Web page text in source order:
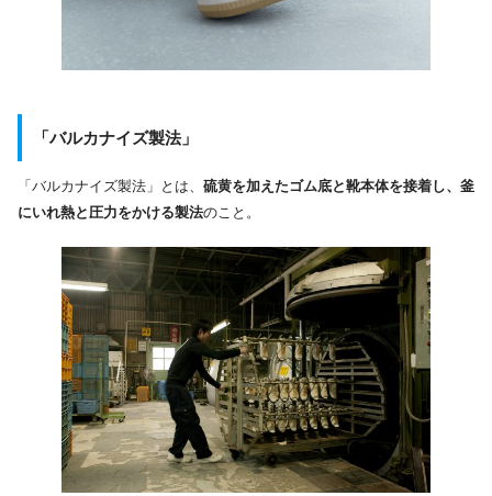
「バルカナイズ製法」
「バルカナイズ製法」とは、 硫黄を加えたゴム底と靴本体を接着し、釜
にいれ熱と圧力をかける製法のこと。